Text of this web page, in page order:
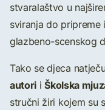
stvaralaštvo u
sviranja do
glazbeno-scenskog
Tako se djeca
autori iŠkolska
stručni žiri kojem su